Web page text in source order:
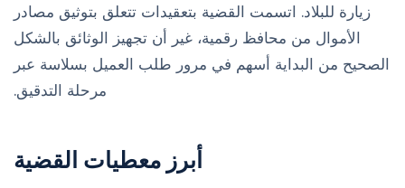
زيارة للبلاد. اتسمت القضية بتعقيدات تتعلق بتوثيق مصادر
الأموال من محافظ رقمية، غير أن تجهيز الوثائق بالشكل
الصحيح من البداية أسهم في مرور طلب العميل بسلاسة عبر
مرحلة التدقيق.
أبرز معطيات القضية